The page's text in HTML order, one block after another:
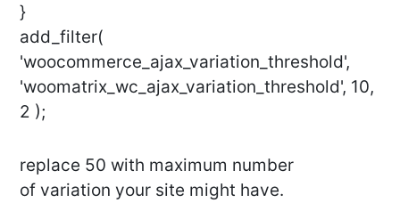
}
add_filter(
'woocommerce_ajax_variation_threshold',
'woomatrix_wc_ajax_variation_threshold', 10,
2 );
replace 50 with maximum number
of variation your site might have.